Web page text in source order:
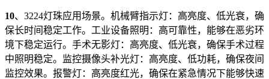
10、3224灯珠应用场景。机械臂指示灯：高亮度、低光衰，确
保长时间稳定工作。工业设备照明：高可靠性，能够在恶劣环
境下稳定运行。手术无影灯：高亮度、低光衰，确保手术过程
中照明稳定。监控摄像头补光灯：高亮度、低功耗，确保夜间
监控效果。报警灯：高亮度红光，确保在紧急情况下能够快速